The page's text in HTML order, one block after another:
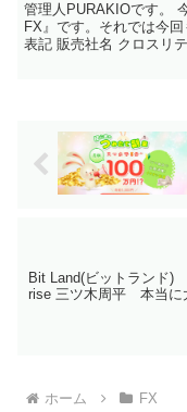
管理人PURAKIOです。
FX』です。それでは今
表記 販売社名 クロスリ
Bit Land(ビットランド)
rise 三ツ木周平 本当に
ホーム FX